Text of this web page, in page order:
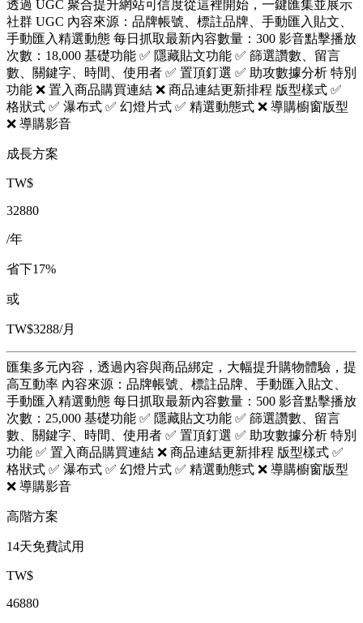
透過 UGC 聚合提升網站可信度從這裡開始，一鍵匯集並展示
社群 UGC 內容來源：品牌帳號、標註品牌、手動匯入貼文、
手動匯入精選動態 每日抓取最新內容數量：300 影音點擊播放
次數：18,000 基礎功能 ✅ 隱藏貼文功能 ✅ 篩選讚數、留言
數、關鍵字、時間、使用者 ✅ 置頂釘選 ✅ 助攻數據分析 特別
功能 ❌ 置入商品購買連結 ❌ 商品連結更新排程 版型樣式 ✅
格狀式 ✅ 瀑布式 ✅ 幻燈片式 ✅ 精選動態式 ❌ 導購櫥窗版型
❌ 導購影音
成長方案
TW$
32880
/年
省下17%
或
TW$3288/月
匯集多元內容，透過內容與商品綁定，大幅提升購物體驗，提
高互動率 內容來源：品牌帳號、標註品牌、手動匯入貼文、
手動匯入精選動態 每日抓取最新內容數量：500 影音點擊播放
次數：25,000 基礎功能 ✅ 隱藏貼文功能 ✅ 篩選讚數、留言
數、關鍵字、時間、使用者 ✅ 置頂釘選 ✅ 助攻數據分析 特別
功能 ✅ 置入商品購買連結 ❌ 商品連結更新排程 版型樣式 ✅
格狀式 ✅ 瀑布式 ✅ 幻燈片式 ✅ 精選動態式 ❌ 導購櫥窗版型
❌ 導購影音
高階方案
14天免費試用
TW$
46880